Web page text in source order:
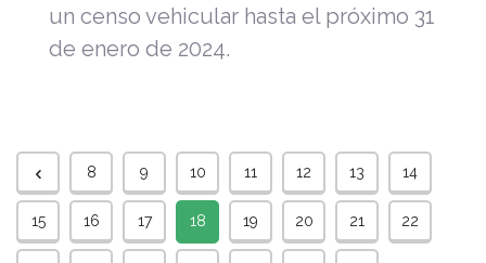
un censo vehicular hasta el próximo 31
de enero de 2024.
8 9 10 11 12 13 14
15 16 17 18 19 20 21 22